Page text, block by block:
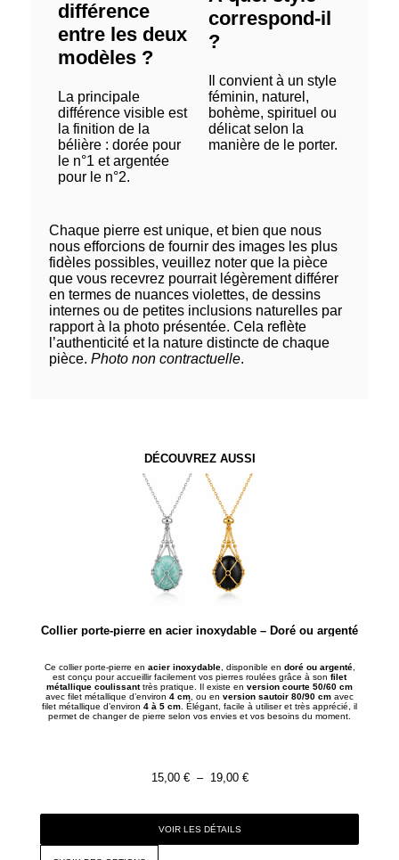
différence
entre les deux
modèles ?
La principale
différence visible est
la finition de la
bélière : dorée pour
le n°1 et argentée
pour le n°2.
correspond-il
?
Il convient à un style
féminin, naturel,
bohème, spirituel ou
délicat selon la
manière de le porter.
Chaque pierre est unique, et bien que nous
nous efforcions de fournir des images les plus
fidèles possibles, veuillez noter que la pièce
que vous recevrez pourrait légèrement différer
en termes de nuances violettes, de dessins
internes ou de petites inclusions naturelles par
rapport à la photo présentée. Cela reflète
l’authenticité et la nature distincte de chaque
pièce. Photo non contractuelle.
DÉCOUVREZ AUSSI
Collier porte-pierre en acier inoxydable – Doré ou argenté
Ce collier porte-pierre en acier inoxydable, disponible en doré ou argenté,
est conçu pour accueillir facilement vos pierres roulées grâce à son filet
métallique coulissanttrès pratique. Il existe en version courte 50/60 cm
avec filet métallique d’environ 4 cm , ou en version sautoir 80/90 cm avec
filet métallique d’environ 4 à 5 cm . Élégant, facile à utiliser et très apprécié, il
permet de changer de pierre selon vos envies et vos besoins du moment.
15,00 € – 19,00 €
VOIR LES DÉTAILS